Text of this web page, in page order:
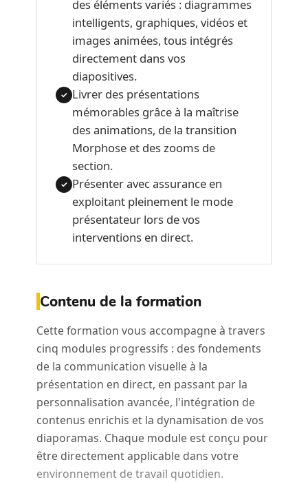
des éléments variés : diagrammes
intelligents, graphiques, vidéos et
images animées, tous intégrés
directement dans vos
diapositives.
✓ Livrer des présentations
mémorables grâce à la maîtrise
des animations, de la transition
Morphose et des zooms de
section.
✓ Présenter avec assurance en
exploitant pleinement le mode
présentateur lors de vos
interventions en direct.
Contenu de la formation
Cette formation vous accompagne à travers
cinq modules progressifs : des fondements
de la communication visuelle à la
présentation en direct, en passant par la
personnalisation avancée, l'intégration de
contenus enrichis et la dynamisation de vos
diaporamas. Chaque module est conçu pour
être directement applicable dans votre
environnement de travail quotidien.